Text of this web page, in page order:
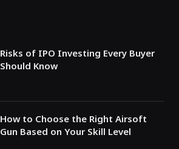
Risks of IPO Investing Every Buyer
Should Know
How to Choose the Right Airsoft
Gun Based on Your Skill Level